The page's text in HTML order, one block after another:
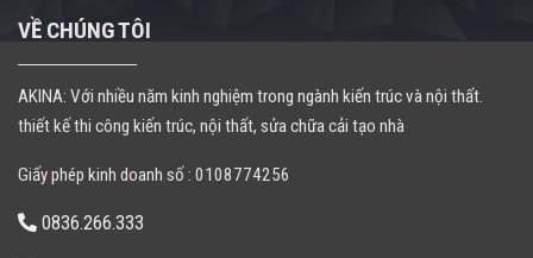
VỀ CHÚNG TÔI
AKINA: Với nhiều năm kinh nghiệm trong ngành kiến trúc và nội thất.
thiết kế thi công kiến trúc, nội thất, sửa chữa cải tạo nhà
Giấy phép kinh doanh số : 0108774256
0836.266.333